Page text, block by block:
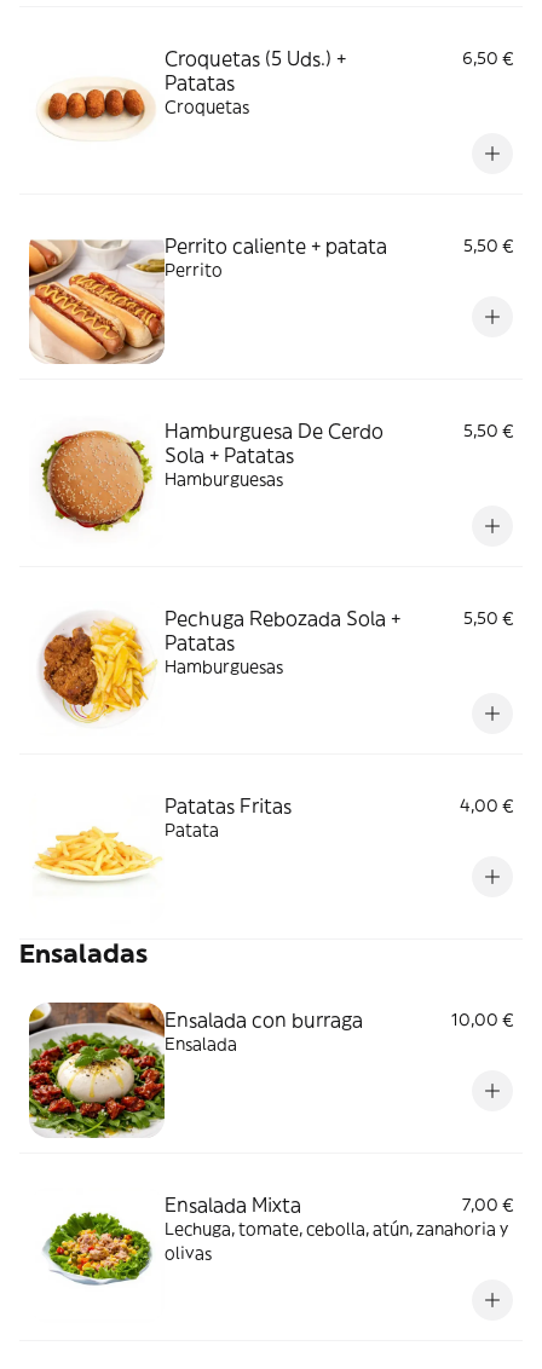
Croquetas (5 Uds.) +
Patatas
6,50 €
Croquetas
Perrito caliente + patata
5,50 €
Perrito
Hamburguesa De Cerdo
Sola + Patatas
5,50 €
Hamburguesas
Pechuga Rebozada Sola +
Patatas
5,50 €
Hamburguesas
Patatas Fritas
4,00 €
Patata
Ensaladas
Ensalada con burraga
10,00 €
Ensalada
Ensalada Mixta
7,00 €
Lechuga, tomate, cebolla, atún, zanahoria y
olivas